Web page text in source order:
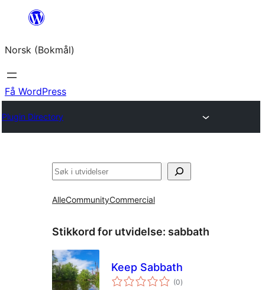
Hopp
innhold
Norsk (Bokmål)
Få WordPress
Plugin Directory
Søk
AlleCommunityCommercial
Stikkord for utvidelse: sabbath
Keep Sabbath
(0totale
vurderinger
)